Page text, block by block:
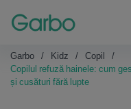
Garbo Kidz
Copil
Copilul refuză hainele: cum
și cusături fără lupte